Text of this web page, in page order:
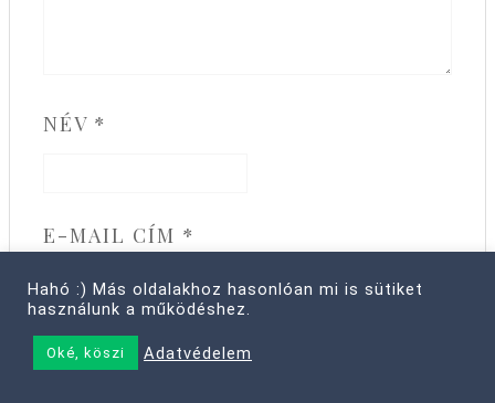
NÉV *
E-MAIL CÍM *
Hahó :) Más oldalakhoz hasonlóan mi is sütiket
használunk a működéshez.
Oké, köszi Adatvédelem